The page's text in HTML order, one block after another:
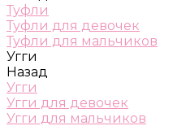
Туфли
Туфли для девочек
Туфли для мальчиков
Угги
Назад
Угги
Угги для девочек
Угги для мальчиков